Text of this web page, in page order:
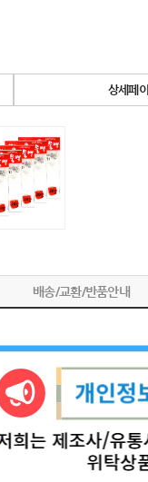
상세페
배송/교환/반품안내